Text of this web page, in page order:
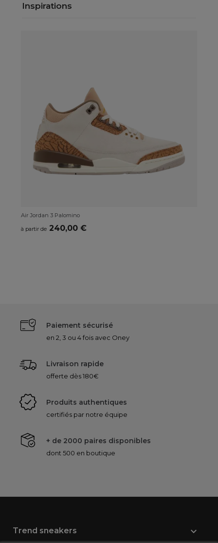
Inspirations
Air Jordan 3 Palomino
à partir de 240,00 €
Paiement sécurisé
en 2, 3 ou 4 fois avec Oney
Livraison rapide
offerte dès 180€
Produits authentiques
certifiés par notre équipe
+ de 2000 paires disponibles
dont 500 en boutique
Trend sneakers 